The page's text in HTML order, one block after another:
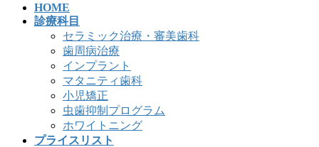
HOME
診療科目
セラミック治療・審美歯科
歯周病治療
インプラント
マタニティ歯科
小児矯正
虫歯抑制プログラム
ホワイトニング
プライスリスト